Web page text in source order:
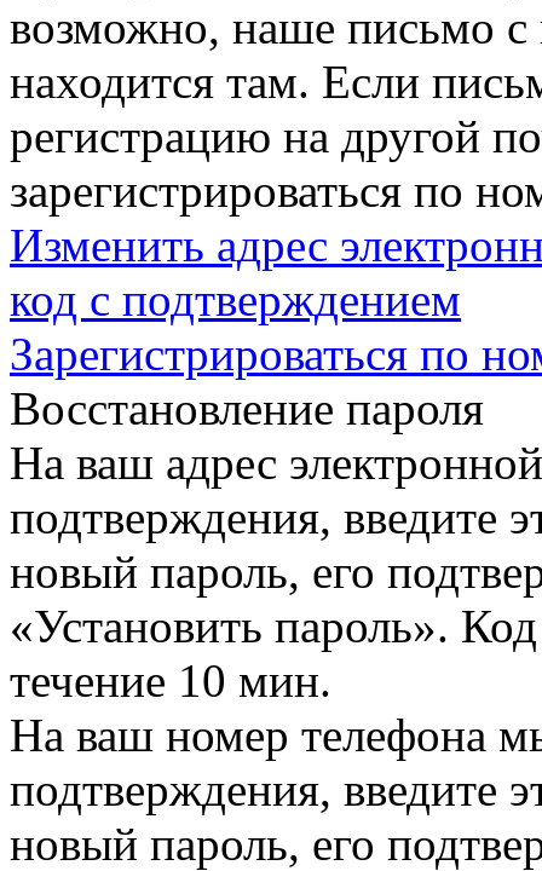
возможно, наше письмо с
находится там. Если
регистрацию на другой
зарегистрироваться по
Изменить адрес
код с подтверждением
Зарегистрироваться по
Восстановление пароля
На ваш адрес
подтверждения, введите
новый пароль, его
«Установить пароль».
течение 10 мин.
На ваш номер телефона
подтверждения, введите
новый пароль, его